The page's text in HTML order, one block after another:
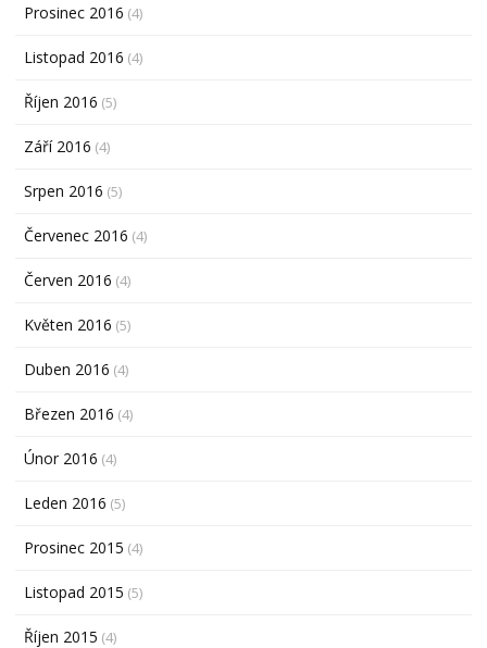
Prosinec 2016 (4)
Listopad 2016 (4)
Říjen 2016 (5)
Září 2016 (4)
Srpen 2016 (5)
Červenec 2016 (4)
Červen 2016 (4)
Květen 2016 (5)
Duben 2016 (4)
Březen 2016 (4)
Únor 2016 (4)
Leden 2016 (5)
Prosinec 2015 (4)
Listopad 2015 (5)
Říjen 2015 (4)